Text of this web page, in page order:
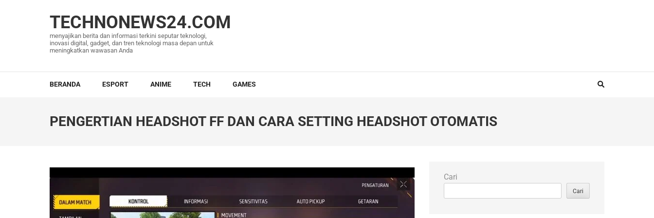
TECHNONEWS24.COM
menyajikan berita dan informasi terkini seputar teknologi,
inovasi digital, gadget, dan tren teknologi masa depan untuk
meningkatkan wawasan Anda
BERANDA ESPORT ANIME TECH GAMES
PENGERTIAN HEADSHOT FF DAN CARA SETTING HEADSHOT OTOMATIS
Cari
Cari